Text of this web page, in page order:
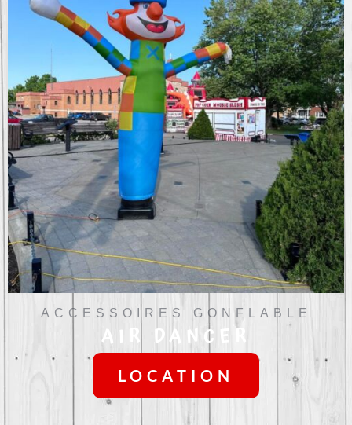
ACCESSOIRES GONFLABLE
AIR DANCER
LOCATION